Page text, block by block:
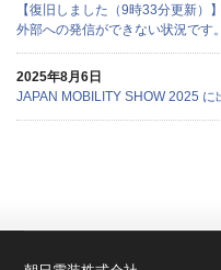
【復旧しました（9時33分更新）
外部への発信ができない状況です。
2025年8月6日
JAPAN MOBILITY SHOW 2025 に